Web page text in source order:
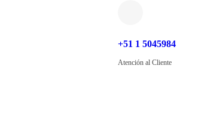
+51 1 5045984
Atención al Cliente